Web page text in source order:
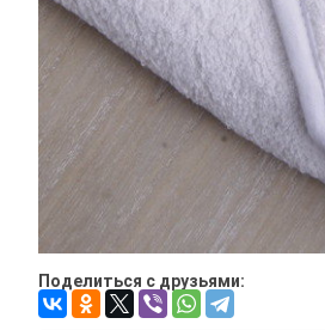
Поделиться с друзьями: